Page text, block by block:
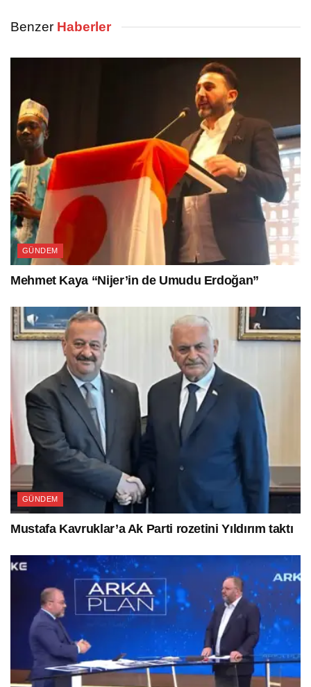
Benzer Haberler
GÜNDEM
Mehmet Kaya “Nijer’in de Umudu Erdoğan”
GÜNDEM
Mustafa Kavruklar’a Ak Parti rozetini Yıldırım taktı